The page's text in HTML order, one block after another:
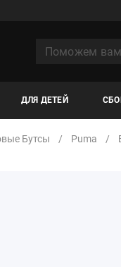
ДЛЯ ДЕТЕЙ
Бутсы Puma